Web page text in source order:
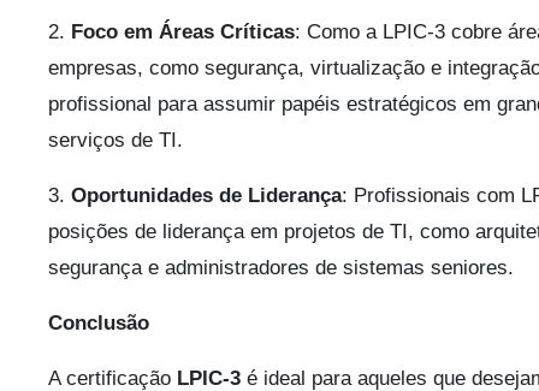
2. Foco em Áreas Críticas: Como a LPIC-3 cobre
empresas, como segurança, virtualização e
profissional para assumir papéis estratégicos em
serviços de TI.
3. Oportunidades de Liderança: Profissionais com
posições de liderança em projetos de TI, como
segurança e administradores de sistemas seniores.
Conclusão
A certificação LPIC-3 é ideal para aqueles que